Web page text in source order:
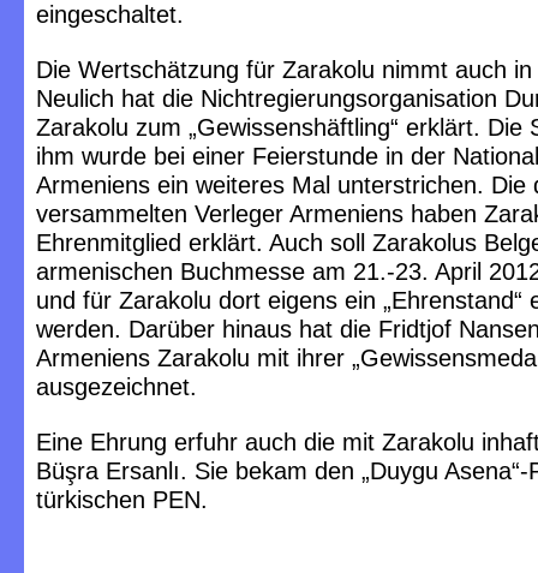
eingeschaltet.
Die Wertschätzung für Zarakolu nimmt auch
Neulich hat die Nichtregierungsorganisation
Zarakolu zum „Gewissenshäftling“ erklärt. Die
ihm wurde bei einer Feierstunde in der
Armeniens ein weiteres Mal unterstrichen. Die
versammelten Verleger Armeniens haben
Ehrenmitglied erklärt. Auch soll Zarakolus
armenischen Buchmesse am 21.-23. April
und für Zarakolu dort eigens ein „Ehrenstand“
werden. Darüber hinaus hat die Fridtjof
Armeniens Zarakolu mit ihrer
ausgezeichnet.
Eine Ehrung erfuhr auch die mit Zarakolu
Büşra Ersanlı. Sie bekam den „Duygu Asena“-
türkischen PEN.